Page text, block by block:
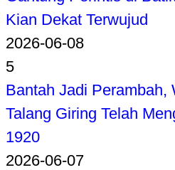
Kian Dekat Terwujud
2026-06-08
5
Bantah Jadi Perambah,
Talang Giring Telah
1920
2026-06-07